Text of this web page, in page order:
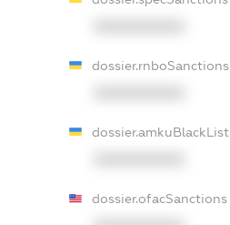
dossier.rnboSanctions
dossier.amkuBlackList
dossier.ofacSanctions